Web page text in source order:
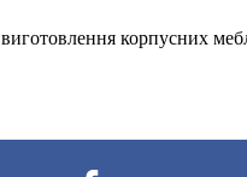
виготовлення корпусних